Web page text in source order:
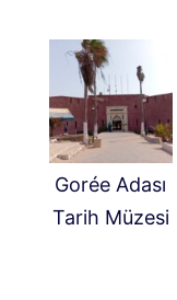
Gorée Adası
Tarih Müzesi